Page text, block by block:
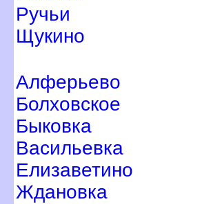
Ручьи
Щукино
Алферьево
Болховское
Быковка
асильевка
Елизаветино
Ждановка